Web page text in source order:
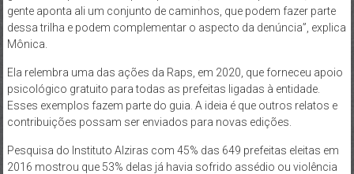
gente aponta ali um conjunto de caminhos, que podem fazer parte
dessa trilha e podem complementar o aspecto da denúncia”, explica
Mônica.
Ela relembra uma das ações da Raps, em 2020, que forneceu apoio
psicológico gratuito para todas as prefeitas ligadas à entidade.
Esses exemplos fazem parte do guia. A ideia é que outros relatos e
contribuições possam ser enviados para novas edições.
Pesquisa do Instituto Alziras com 45% das 649 prefeitas eleitas em
2016 mostrou que 53% delas já havia sofrido assédio ou violência